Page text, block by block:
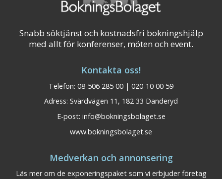
Visa på karta
Snabb söktjänst och kostnadsfri bokningshjälp
med allt för konferenser, möten och event.
Kontakta oss!
Telefon: 08-506 285 00 | 020-10 00 59
Adress: Svärdvägen 11, 182 33 Danderyd
E-post: info@bokningsbolaget.se
www.bokningsbolaget.se
Medverkan och annonsering
Läs mer om de exponeringspaket som vi erbjuder företag